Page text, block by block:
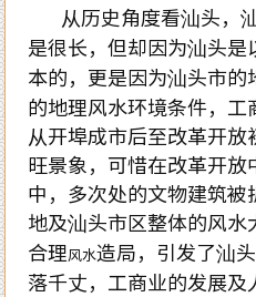
从历史角度看汕头，
是很长，但却因为汕头
本的，更是因为汕头市
的地理风水环境条件，
从开埠成市后至改革开
旺景象，可惜在改革开
中，多次处的文物建筑
地及汕头市区整体的风
合理风水造局，引发了汕
落千丈，工商业的发展